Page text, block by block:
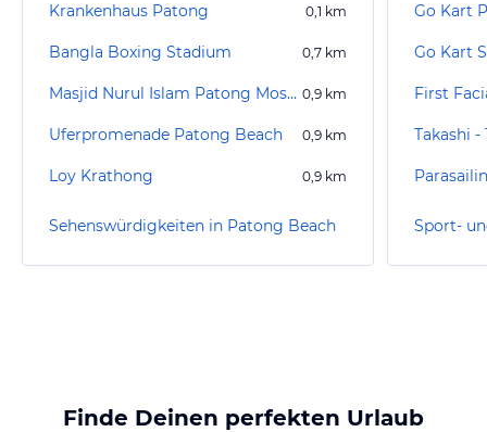
Krankenhaus Patong 0,1 km
Bangla Boxing Stadium 0,7 km
Masjid Nurul Islam Patong Moschee 0,9 km
Uferpromenade Patong Beach 0,9 km
Loy Krathong 0,9 km
Sehenswürdigkeiten in Patong Beach
Go Kart
Go Kart
First
Takashi -
Finde Deinen perfekten Urlaub